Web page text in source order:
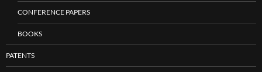
CONFERENCE PAPERS
BOOKS
PATENTS